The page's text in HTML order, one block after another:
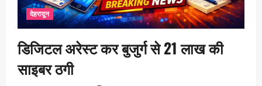
देहरादून
डिजिटल अरेस्ट कर बुजुर्ग से 21 लाख की
साइबर ठगी